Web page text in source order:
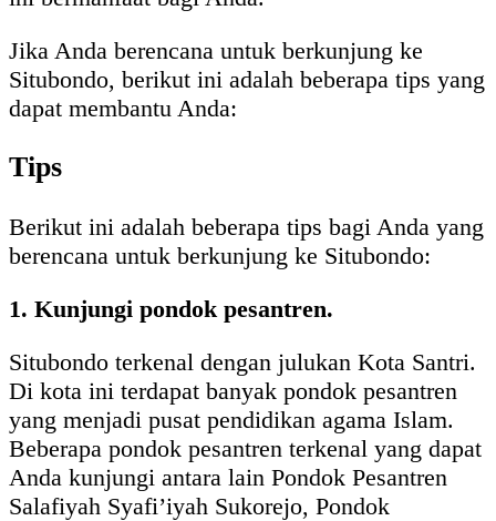
Jika Anda berencana untuk berkunjung ke
Situbondo, berikut ini adalah beberapa tips yang
dapat membantu Anda:
Tips
Berikut ini adalah beberapa tips bagi Anda yang
berencana untuk berkunjung ke Situbondo:
1. Kunjungi pondok pesantren.
Situbondo terkenal dengan julukan Kota Santri.
Di kota ini terdapat banyak pondok pesantren
yang menjadi pusat pendidikan agama Islam.
Beberapa pondok pesantren terkenal yang dapat
Anda kunjungi antara lain Pondok Pesantren
Salafiyah Syafi’iyah Sukorejo, Pondok